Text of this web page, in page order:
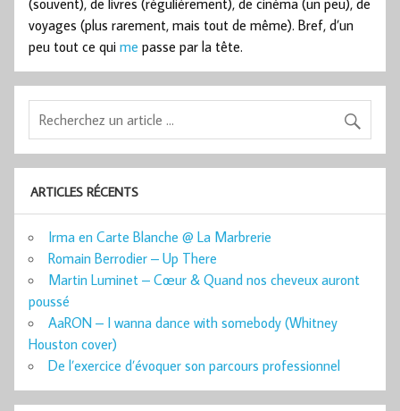
voyages (plus rarement, mais tout de même). Bref, d’un
peu tout ce qui me passe par la tête.
ARTICLES RÉCENTS
Irma en Carte Blanche @ La Marbrerie
Romain Berrodier – Up There
Martin Luminet – Cœur & Quand nos cheveux auront
poussé
AaRON – I wanna dance with somebody (Whitney
Houston cover)
De l’exercice d’évoquer son parcours professionnel